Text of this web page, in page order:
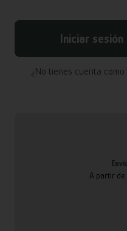
Iniciar
¿No tienes cuenta
A partir de